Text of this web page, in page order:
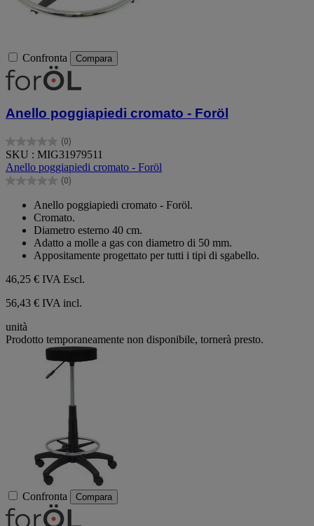
Confronta Compara
Anello poggiapiedi cromato - Foröl
(0)
0.0
su
5
stelle.
SKU : MIG31979511
Anello poggiapiedi cromato - Foröl
(0)
0.0
Anello poggiapiedi cromato - Foröl.
Cromato.
Diametro esterno 40 cm.
Adatto a molle a gas con diametro di 50 mm.
Appositamente progettato per tutti i tipi di sgabello.
46,25 € IVA Escl.
56,43 € IVA incl.
unità
Prodotto temporaneamente non disponibile, tornerà presto.
Confronta Compara